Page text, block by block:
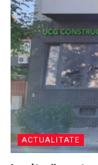
ACTUALITATE